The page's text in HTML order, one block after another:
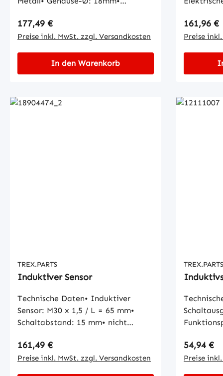
PNP• Ausgangsfunktion: Schliesser
NO• Einbauart: bündig•
Schaltfrequenz: 500 Hz•
Betriebsspannung: 6 - 36 VDC•
Ausgangsstrom: 200 mA
Regulärer Preis:
177,49 €
Preise inkl. MwSt. zzgl. Versandkosten
In den Warenkorb
12 x 26
x
Regulärer
161,96 €
Preise
TREX.PARTS
Induktiver Sensor
Technische Daten• Induktiver
Sensor: M30 x 1,5 / L = 65 mm•
Schaltabstand: 15 mm• nicht
GLEICHSTROM• NPN: 0,15 m PUR-
Kabel• AMP Steckverbindung•
Regulärer Preis:
161,49 €
Preise inkl. MwSt. zzgl. Versandkosten
TREX.PARTS
bündig•
Regulärer
54,94 €
Preise